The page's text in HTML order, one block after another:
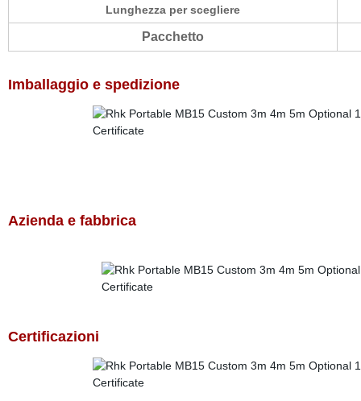
Lunghezza per scegliere
Pacchetto
Imballaggio e spedizione
Azienda e fabbrica
Certificazioni